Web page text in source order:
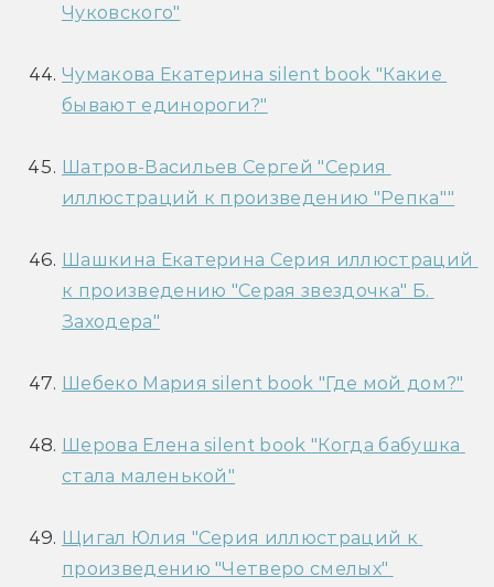
Чуковского"
Чумакова Екатерина silent book "Какие
бывают единороги?"
Шатров-Васильев Сергей "Серия
иллюстраций к произведению "Репка""
Шашкина Екатерина Серия иллюстраций
к произведению "Серая звездочка" Б.
Заходера"
Шебеко Мария silent book "Где мой дом?"
Шерова Елена silent book "Когда бабушка
стала маленькой"
Щигал Юлия "Серия иллюстраций к
произведению "Четверо смелых"